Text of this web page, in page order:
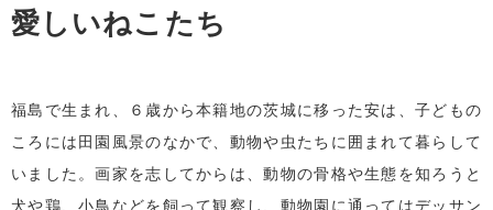
愛しいねこたち
福島で生まれ、６歳から本籍地の茨城に移った安は、子どもの
ころには田園風景のなかで、動物や虫たちに囲まれて暮らして
いました。画家を志してからは、動物の骨格や生態を知ろうと
犬や鶏、小鳥などを飼って観察し、動物園に通ってはデッサン